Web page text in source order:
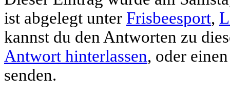
ist abgelegt unter Frisbeesport,
kannst du den Antworten zu
Antwort hinterlassen, oder
senden.